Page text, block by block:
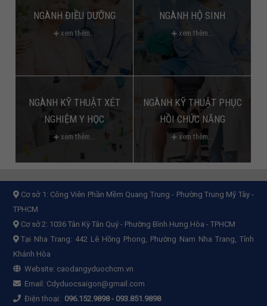
NGÀNH ĐIỀU DƯỠNG
xem thêm...
NGÀNH HỘ SINH
xem thêm...
NGÀNH KỸ THUẬT XÉT
NGHIỆM Y HỌC
xem thêm...
NGÀNH KỸ THUẬT PHỤC
HỒI CHỨC NĂNG
xem thêm...
Cơ sở 1: Công Viên Phần Mềm Quang Trung - Phường Trung Mỹ Tây -
TPHCM
Cơ sở 2: 1036 Tân Kỳ Tân Quý - Phường Bình Hưng Hòa - TPHCM
Tại Nha Trang: 442 Lê Hồng Phong, Phường Nam Nha Trang, Tỉnh
Khánh Hòa
Website: caodangyduochcm.vn
Email: Cdyduocsaigon@gmail.com
Điện thoại: 096.152.9898- 093.851.9898